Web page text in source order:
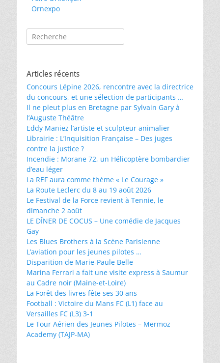
Ornexpo
Rechercher :
Articles récents
Concours Lépine 2026, rencontre avec la directrice
du concours, et une sélection de participants …
Il ne pleut plus en Bretagne par Sylvain Gary à
l’Auguste Théâtre
Eddy Maniez l’artiste et sculpteur animalier
Librairie : L’Inquisition Française – Des juges
contre la justice ?
Incendie : Morane 72, un Hélicoptère bombardier
d’eau léger
La REF aura comme thème « Le Courage »
La Route Leclerc du 8 au 19 août 2026
Le Festival de la Force revient à Tennie, le
dimanche 2 août
LE DÎNER DE COCUS – Une comédie de Jacques
Gay
Les Blues Brothers à la Scène Parisienne
L’aviation pour les jeunes pilotes …
Disparition de Marie-Paule Belle
Marina Ferrari a fait une visite express à Saumur
au Cadre noir (Maine-et-Loire)
La Forêt des livres fête ses 30 ans
Football : Victoire du Mans FC (L1) face au
Versailles FC (L3) 3-1
Le Tour Aérien des Jeunes Pilotes – Mermoz
Academy (TAJP-MA)